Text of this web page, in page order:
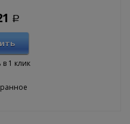
Р
в 1 клик